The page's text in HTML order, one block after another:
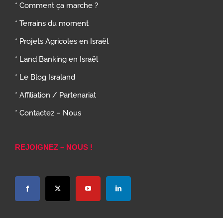
* Comment ça marche ?
* Terrains du moment
* Projets Agricoles en Israël
* Land Banking en Israël
* Le Blog Israland
* Affiliation / Partenariat
* Contactez – Nous
REJOIGNEZ – NOUS !